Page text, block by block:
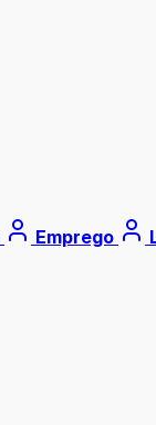
Emprego